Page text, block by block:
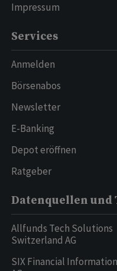
Impressum
Services
Anmelden
Börsenabos
Newsletter
E-Banking
Depot eröffnen
Ratgeber
Datenquellen
Allfunds Tech Solutions
Switzerland AG
SIX Financial Information